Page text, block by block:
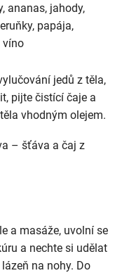
ananas, jahody,
papája,
víno
jedů z těla,
pijte čistící čaje a
vhodným olejem.
– šťáva a čaj z
a masáže, uvolní se
a nechte si udělat
na nohy. Do